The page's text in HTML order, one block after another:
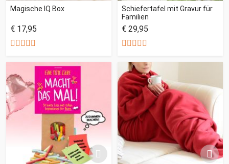
Magische IQ Box
€ 17,95
Schiefertafel mit Gravur für
Familien
€ 29,95